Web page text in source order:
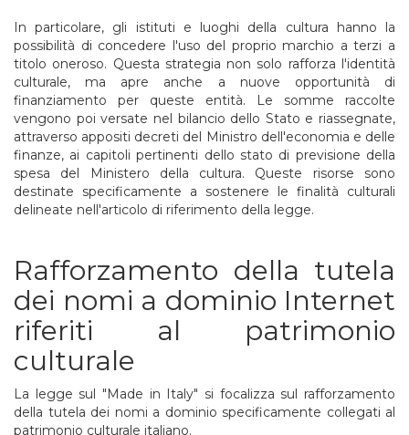
In particolare, gli istituti e luoghi della cultura hanno la
possibilità di concedere l'uso del proprio marchio a terzi a
titolo oneroso. Questa strategia non solo rafforza l'identità
culturale, ma apre anche a nuove opportunità di
finanziamento per queste entità. Le somme raccolte
vengono poi versate nel bilancio dello Stato e riassegnate,
attraverso appositi decreti del Ministro dell'economia e delle
finanze, ai capitoli pertinenti dello stato di previsione della
spesa del Ministero della cultura. Queste risorse sono
destinate specificamente a sostenere le finalità culturali
delineate nell'articolo di riferimento della legge.
Rafforzamento della tutela
dei nomi a dominio Internet
riferiti al patrimonio
culturale
La legge sul "Made in Italy" si focalizza sul rafforzamento
della tutela dei nomi a dominio specificamente collegati al
patrimonio culturale italiano.